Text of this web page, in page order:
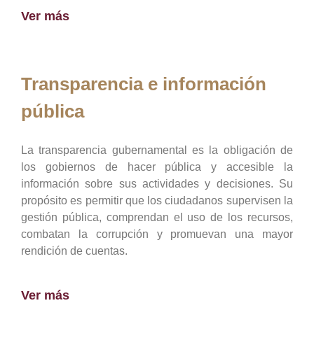
Ver más
Transparencia e información
pública
La transparencia gubernamental es la obligación de
los gobiernos de hacer pública y accesible la
información sobre sus actividades y decisiones. Su
propósito es permitir que los ciudadanos supervisen la
gestión pública, comprendan el uso de los recursos,
combatan la corrupción y promuevan una mayor
rendición de cuentas.
Ver más